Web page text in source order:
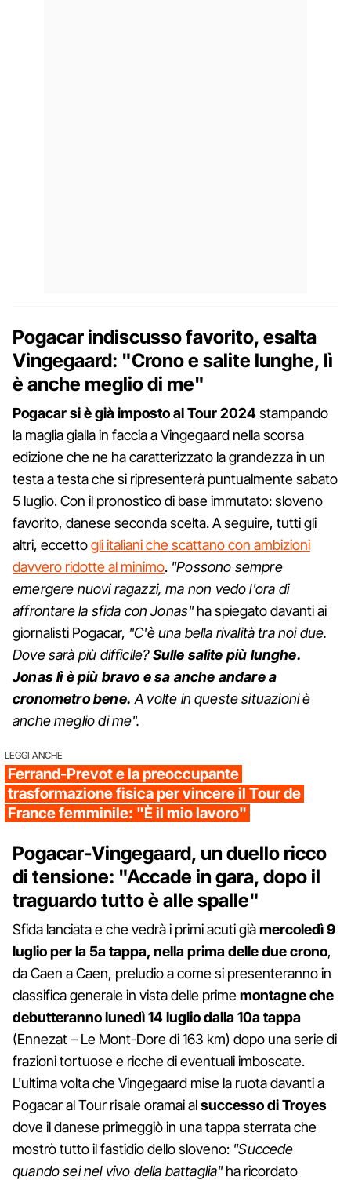
Pogacar indiscusso favorito, esalta
Vingegaard: "Crono e salite lunghe, lì
è anche meglio di me"
Pogacar si è già imposto al Tour 2024stampando
la maglia gialla in faccia a Vingegaard nella scorsa
edizione che ne ha caratterizzato la grandezza in un
testa a testa che si ripresenterà puntualmente sabato
5 luglio. Con il pronostico di base immutato: sloveno
favorito, danese seconda scelta. A seguire, tutti gli
altri, eccettogli italiani che scattano con ambizioni
davvero ridotte al minimo. "Possono sempre
emergere nuovi ragazzi, ma non vedo l'ora di
affrontare la sfida con Jonas"ha spiegato davanti ai
giornalisti Pogacar, "C'è una bella rivalità tra noi due.
Dove sarà più difficile?Sulle salite più lunghe.
Jonas lì è più bravo e sa anche andare a
cronometro bene. A volte in queste situazioni è
anche meglio di me".
LEGGI ANCHE
Ferrand-Prevot e la preoccupante
trasformazione fisica per vincere il Tour de
France femminile: "È il mio lavoro"
Pogacar-Vingegaard, un duello ricco
di tensione: "Accade in gara, dopo il
traguardo tutto è alle spalle"
Sfida lanciata e che vedrà i primi acuti giàmercoledì 9
luglio per la 5a tappa, nella prima delle due crono,
da Caen a Caen, preludio a come si presenteranno in
classifica generale in vista delle primemontagne che
debutteranno lunedì 14 luglio dalla 10a tappa
(Ennezat – Le Mont-Dore di 163 km) dopo una serie di
frazioni tortuose e ricche di eventuali imboscate.
L'ultima volta che Vingegaard mise la ruota davanti a
Pogacar al Tour risale oramai alsuccesso di Troyes
dove il danese primeggiò in una tappa sterrata che
mostrò tutto il fastidio dello sloveno: "Succede
quando sei nel vivo della battaglia"ha ricordato